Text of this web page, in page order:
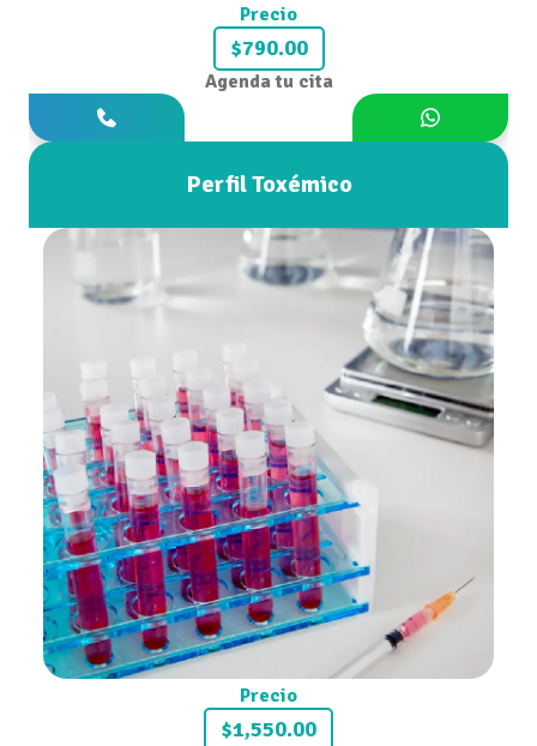
Precio
$790.00
Agenda tu cita
Perfil Toxémico
Precio
$1,550.00